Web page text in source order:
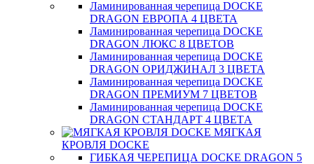
Ламинированная черепица DOCKE
DRAGON ЕВРОПА 4 ЦВЕТА
Ламинированная черепица DOCKE
DRAGON ЛЮКС 8 ЦВЕТОВ
Ламинированная черепица DOCKE
DRAGON ОРИДЖИНАЛ 3 ЦВЕТА
Ламинированная черепица DOCKE
DRAGON ПРЕМИУМ 7 ЦВЕТОВ
Ламинированная черепица DOCKE
DRAGON СТАНДАРТ 4 ЦВЕТA
МЯГКАЯ
КРОВЛЯ DOCKE
ГИБКАЯ ЧЕРЕПИЦА DOCKE DRAGON 5